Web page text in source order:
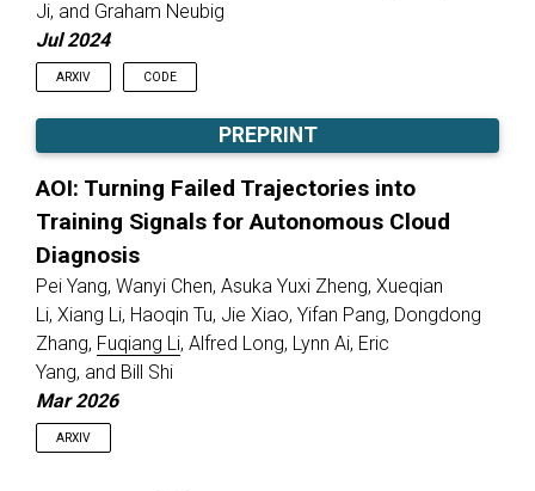
Ji, and Graham Neubig
Jul 2024
ARXIV CODE
PREPRINT
AOI: Turning Failed Trajectories into
Training Signals for Autonomous Cloud
Diagnosis
Pei Yang, Wanyi Chen, Asuka Yuxi Zheng, Xueqian
Li, Xiang Li, Haoqin Tu, Jie Xiao, Yifan Pang, Dongdong
Zhang, Fuqiang Li, Alfred Long, Lynn Ai, Eric
Yang, and Bill Shi
Mar 2026
ARXIV